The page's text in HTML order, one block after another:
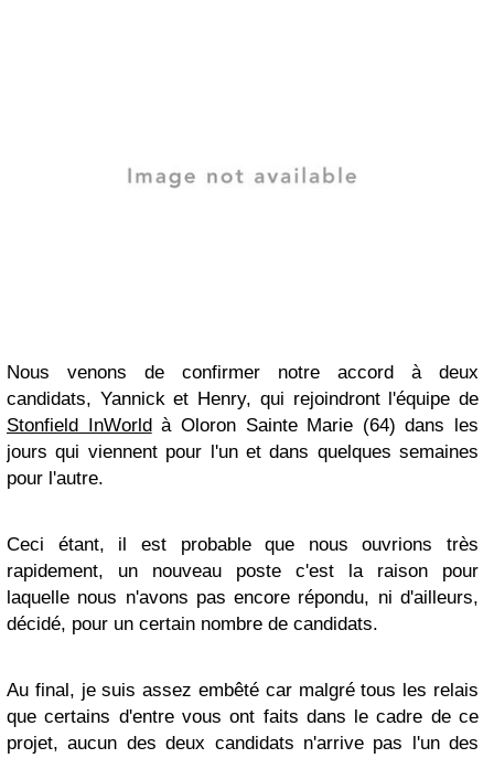
Nous venons de confirmer notre accord à deux
candidats, Yannick et Henry, qui rejoindront l'équipe de
Stonfield InWorld à Oloron Sainte Marie (64) dans les
jours qui viennent pour l'un et dans quelques semaines
pour l'autre.
Ceci étant, il est probable que nous ouvrions très
rapidement, un nouveau poste c'est la raison pour
laquelle nous n'avons pas encore répondu, ni d'ailleurs,
décidé, pour un certain nombre de candidats.
Au final, je suis assez embêté car malgré tous les relais
que certains d'entre vous ont faits dans le cadre de ce
projet, aucun des deux candidats n'arrive pas l'un des